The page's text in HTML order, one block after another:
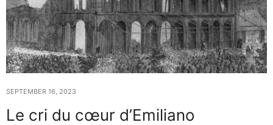
SEPTEMBER 16, 2023
Le cri du cœur d’Emiliano